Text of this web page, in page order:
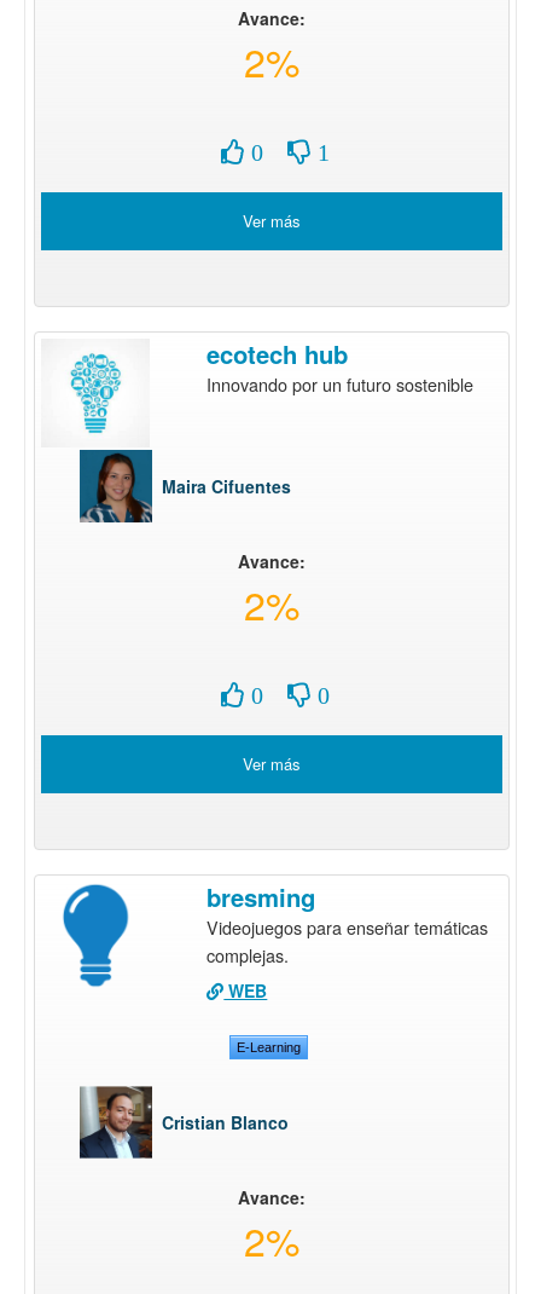
Avance:
2%
0 1
Ver más
ecotech hub
Innovando por un futuro sostenible
Maira Cifuentes
Avance:
2%
0 0
Ver más
bresming
Videojuegos para enseñar temáticas
complejas.
WEB
E-Learning
Cristian Blanco
Avance:
2%